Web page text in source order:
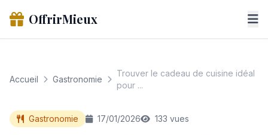
OffrirMieux
Accueil Gastronomie
Trouver le cadeau de cuisine idéal
pour ...
Gastronomie 17/01/2026 133 vues